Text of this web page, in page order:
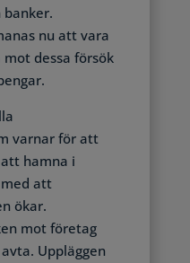
banker.
nu att vara
dessa försök
varnar för att
hamna i
att
ökar.
mot företag
Uppläggen